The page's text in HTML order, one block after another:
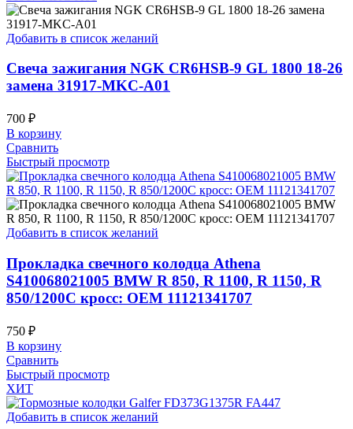
Добавить в список желаний
Свеча зажигания NGK CR6HSB-9 GL 1800 18-26
замена 31917-MKC-A01
700 ₽
В корзину
Сравнить
Быстрый просмотр
Добавить в список желаний
Прокладка свечного колодца Athena
S410068021005 BMW R 850, R 1100, R 1150, R
850/1200C кросс: OEM 11121341707
750 ₽
В корзину
Сравнить
Быстрый просмотр
ХИТ
Добавить в список желаний